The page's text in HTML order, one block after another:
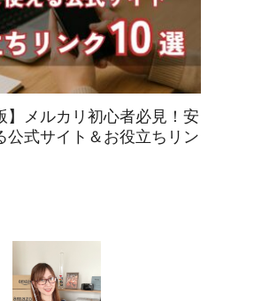
】メルカリ初心者必見！安
公式サイト＆お役立ちリン